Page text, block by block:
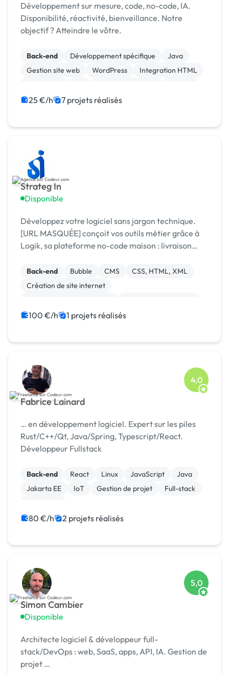
Développement sur mesure, code, no-code, IA.
Disponibilité, réactivité, bienveillance. Notre
objectif ? Atteindre le vôtre.
Back-end Développement spécifique
Java
Gestion site web
WordPress
Integration HTML
25 €/h 7 projets réalisés
Strateg In
Disponible
Développez votre logiciel sans jargon technique.
[URL MASQUÉE] conçoit vos outils métier grâce à
Logik, sa plateforme no-code maison : livraison
Back-end Bubble CMS
CSS, HTML, XML
Création de site internet
Gestion site web
Installation de Script
100 €/h 1 projets réalisés
Fabrice Lainard
4,0
… en développement logiciel. Expert sur les piles
Rust/C++/Qt, Java/Spring, Typescript/React.
Développeur Fullstack
Back-end React Linux JavaScript
Java
Jakarta EE
IoT Gestion de projet
Full-stack
80 €/h 2 projets réalisés
Simon Cambier
Disponible
5,0
Architecte logiciel & développeur full-
stack/DevOps : web, SaaS, apps, API, IA. Gestion de
projet …